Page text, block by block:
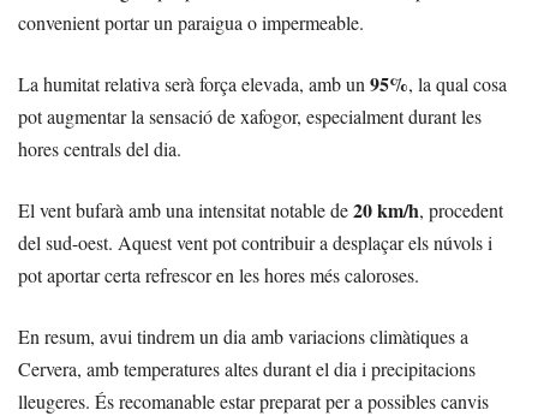
convenient portar un paraigua o impermeable.
La humitat relativa serà força elevada, amb un95%, la qual cosa
pot augmentar la sensació de xafogor, especialment durant les
hores centrals del dia.
El vent bufarà amb una intensitat notable de20 km/h, procedent
del sud-oest. Aquest vent pot contribuir a desplaçar els núvols i
pot aportar certa refrescor en les hores més caloroses.
En resum, avui tindrem un dia amb variacions climàtiques a
Cervera, amb temperatures altes durant el dia i precipitacions
lleugeres. És recomanable estar preparat per a possibles canvis